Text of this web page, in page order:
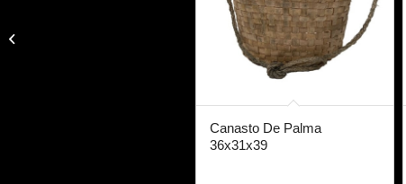
Canasto De Palma
36x31x39